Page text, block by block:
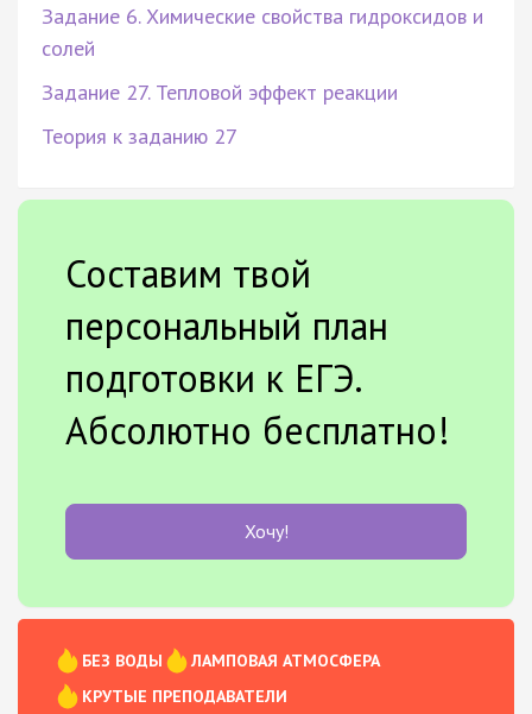
Задание 6. Химические свойства гидроксидов и
солей
Задание 27. Тепловой эффект реакции
Теория к заданию 27
Составим твой
персональный план
подготовки к ЕГЭ.
Абсолютно бесплатно!
Хочу!
БЕЗ ВОДЫ
ЛАМПОВАЯ АТМОСФЕРА
КРУТЫЕ ПРЕПОДАВАТЕЛИ